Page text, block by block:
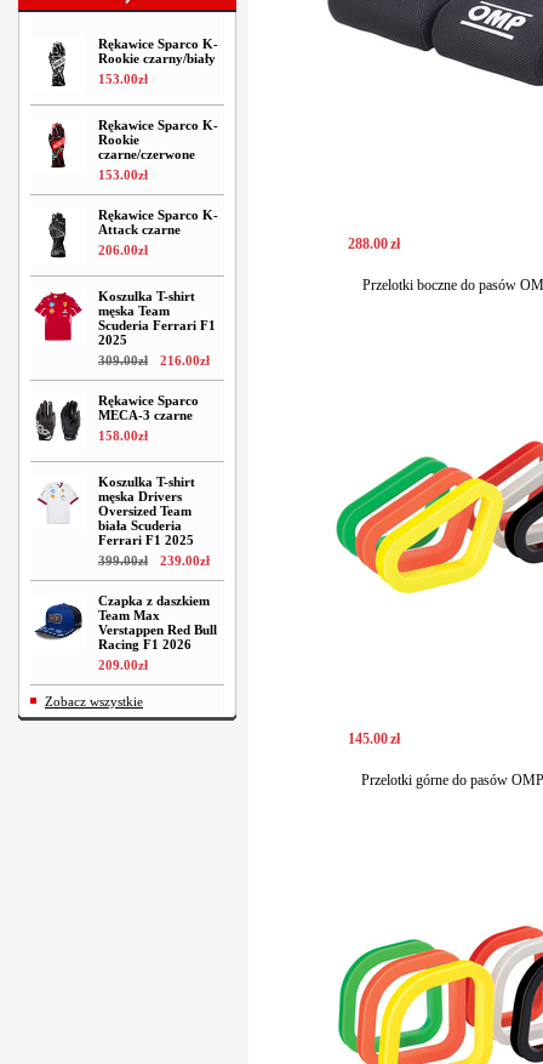
Rękawice Sparco K-
Rookie czarny/biały
153.00zł
Rękawice Sparco K-
Rookie
czarne/czerwone
153.00zł
Rękawice Sparco K-
Attack czarne
206.00zł
Koszulka T-shirt
męska Team
Scuderia Ferrari F1
2025
309.00zł 216.00zł
Rękawice Sparco
MECA-3 czarne
158.00zł
Koszulka T-shirt
męska Drivers
Oversized Team
biała Scuderia
Ferrari F1 2025
399.00zł 239.00zł
Czapka z daszkiem
Team Max
Verstappen Red Bull
Racing F1 2026
209.00zł
Zobacz wszystkie
288.00zł
Przelotki boczne do pasów
145.00zł
Przelotki górne do pasów